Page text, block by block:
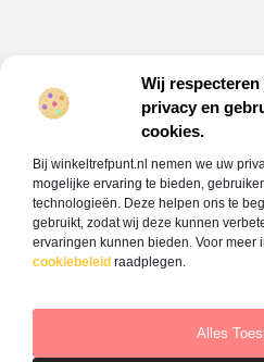
Wij
privacy en
cookies.
Bij winkeltrefpunt.nl nemen we uw
mogelijke ervaring te bieden,
technologieën. Deze helpen ons te
gebruikt, zodat wij deze kunnen
ervaringen kunnen bieden. Voor meer
cookiebeleid raadplegen.
Alles
Onze informatie
Bericht categorie